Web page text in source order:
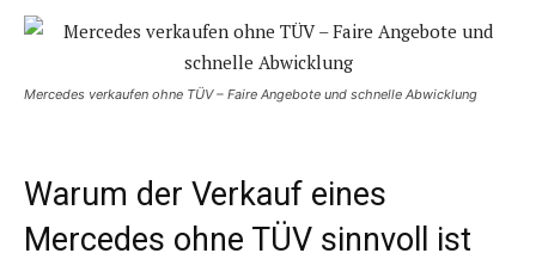
Mercedes verkaufen ohne TÜV – Faire Angebote und schnelle Abwicklung
Warum der Verkauf eines
Mercedes ohne TÜV sinnvoll ist